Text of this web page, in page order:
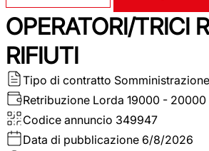
OPERATORI/TRICI
RIFIUTI
Tipo di contratto Somministrazione
Retribuzione Lorda 19000 - 20000
Codice annuncio 349947
Data di pubblicazione 6/8/2026